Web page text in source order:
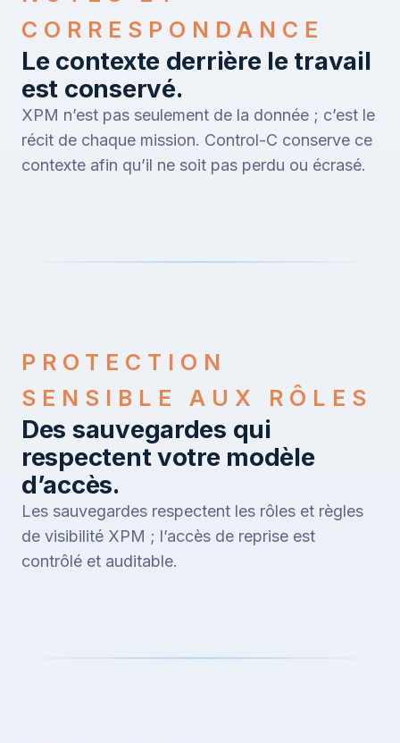
CORRESPONDANCE
Le contexte derrière le travail
est conservé.
XPM n’est pas seulement de la donnée ; c’est le
récit de chaque mission. Control-C conserve ce
contexte afin qu’il ne soit pas perdu ou écrasé.
PROTECTION
SENSIBLE AUX RÔLES
Des sauvegardes qui
respectent votre modèle
d’accès.
Les sauvegardes respectent les rôles et règles
de visibilité XPM ; l’accès de reprise est
contrôlé et auditable.